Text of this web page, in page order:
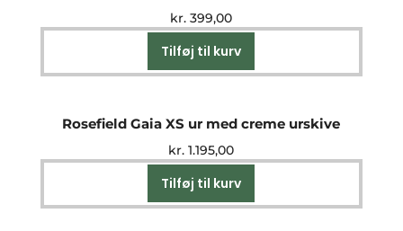
kr. 399,00
Tilføj til kurv
Rosefield Gaia XS ur med creme urskive
kr. 1.195,00
Tilføj til kurv